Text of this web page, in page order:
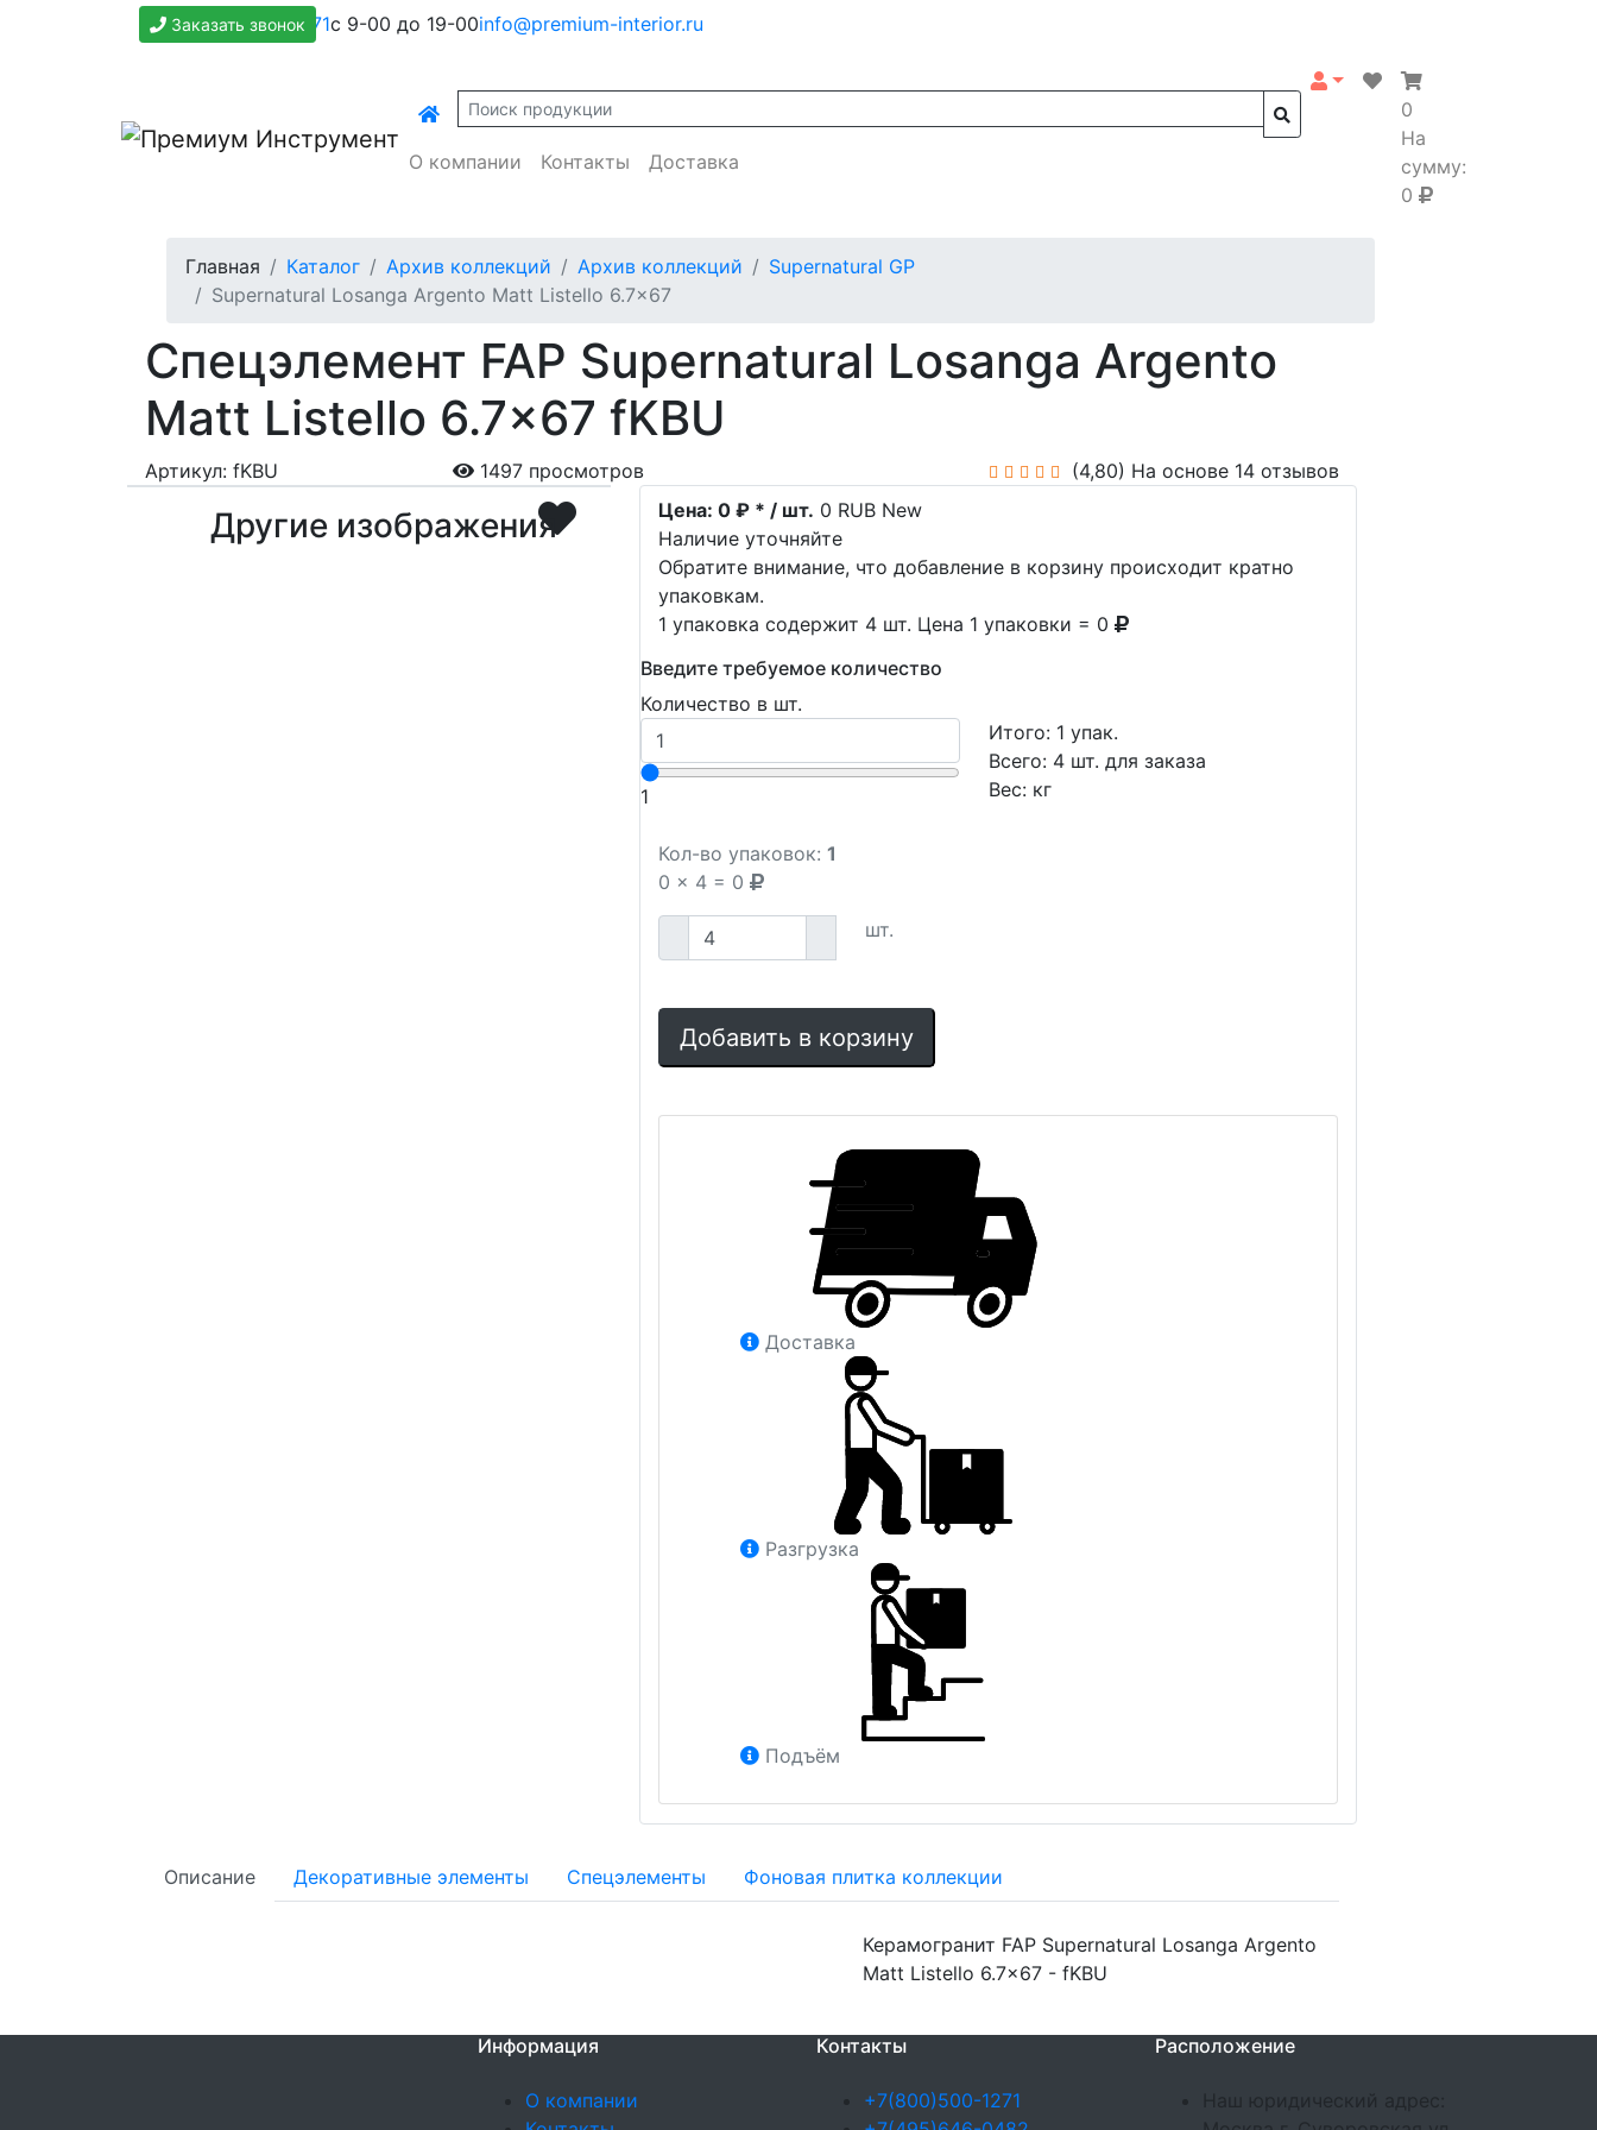
+7(800)500-1271с 9-00 до 19-00info@premium-interior.ru
Заказать звонок
О компании Контакты Доставка
0
На
сумму:
0
Главная Каталог Архив коллекций Архив коллекций
Supernatural GP
Supernatural Losanga Argento Matt Listello 6.7x67
Спецэлемент FAP Supernatural Losanga Argento
Matt Listello 6.7x67 fKBU
Артикул: fKBU 1497 просмотров (4,80) На основе 14 отзывов
Другие изображения Цена: 0 ₽ * / шт. 0 RUB New
Наличие уточняйте
Обратите внимание, что добавление в корзину происходит кратно
упаковкам.
1 упаковка содержит 4 шт. Цена 1 упаковки = 0
Введите требуемое количество
Количество в шт.
1
Итого: 1 упак.
Всего: 4 шт. для заказа
Вес: кг
Кол-во упаковок: 1
0 x 4 = 0
шт.
Добавить в корзину
Доставка
Разгрузка
Подъём
Описание Декоративные элементы Спецэлементы Фоновая плитка коллекции
Керамогранит FAP Supernatural Losanga Argento
Matt Listello 6.7x67 - fKBU
Информация
О компании
Контакты
+7(800)500-1271
Расположение
Наш юридический адрес: